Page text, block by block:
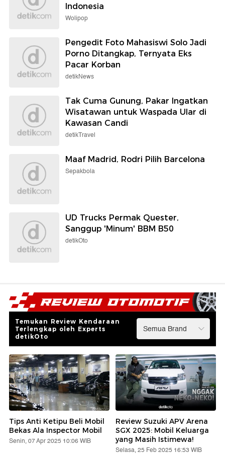
Indonesia
Wolipop
Pengedit Foto Mahasiswi Solo Jadi
Porno Ditangkap, Ternyata Eks
Pacar Korban
detikNews
Tak Cuma Gunung, Pakar Ingatkan
Wisatawan untuk Waspada Ular di
Kawasan Candi
detikTravel
Maaf Madrid, Rodri Pilih Barcelona
Sepakbola
UD Trucks Permak Quester,
Sanggup 'Minum' BBM B50
detikOto
Temukan Review Kendaraan
Terlengkap oleh Experts
detikOto
Tips Anti Ketipu Beli Mobil
Bekas Ala Inspector Mobil
Senin, 07 Apr 2025 10:06 WIB
Review Suzuki APV Arena
SGX 2025: Mobil Keluarga
yang Masih Istimewa!
Selasa, 25 Feb 2025 16:53 WIB